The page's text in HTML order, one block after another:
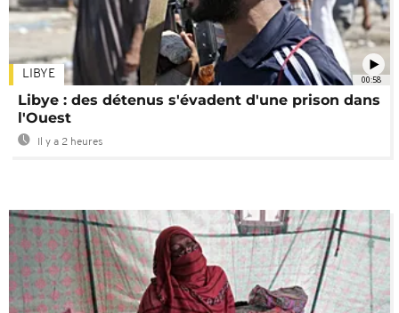
00:58
LIBYE
Libye : des détenus s'évadent d'une prison dans
l'Ouest
Il y a 2 heures